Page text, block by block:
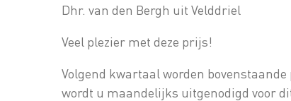
Dhr. van den Bergh uit Velddriel
Veel plezier met deze prijs!
Volgend kwartaal worden
wordt u maandelijks uitgenodigd voor